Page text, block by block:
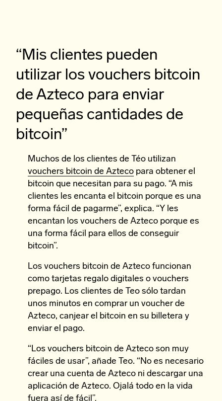
“Mis clientes pueden
utilizar los vouchers bitcoin
de Azteco para enviar
pequeñas cantidades de
bitcoin”
Muchos de los clientes de Téo utilizan
vouchers bitcoin de Azteco para obtener el
bitcoin que necesitan para su pago. “A mis
clientes les encanta el bitcoin porque es una
forma fácil de pagarme”, explica. “Y les
encantan los vouchers de Azteco porque es
una forma fácil para ellos de conseguir
bitcoin”.
Los vouchers bitcoin de Azteco funcionan
como tarjetas regalo digitales o vouchers
prepago. Los clientes de Teo sólo tardan
unos minutos en comprar un voucher de
Azteco, canjear el bitcoin en su billetera y
enviar el pago.
“Los vouchers bitcoin de Azteco son muy
fáciles de usar”, añade Teo. “No es necesario
crear una cuenta de Azteco ni descargar una
aplicación de Azteco. Ojalá todo en la vida
fuera así de fácil”.